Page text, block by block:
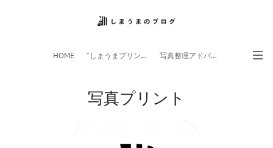
HOME ”しまうまプリント”サイト 写真整理アドバイザー
写真プリント